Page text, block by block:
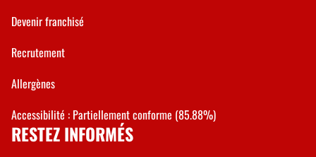
Devenir franchisé
Recrutement
Allergènes
Accessibilité : Partiellement conforme (85.88%)
RESTEZ INFORMÉS